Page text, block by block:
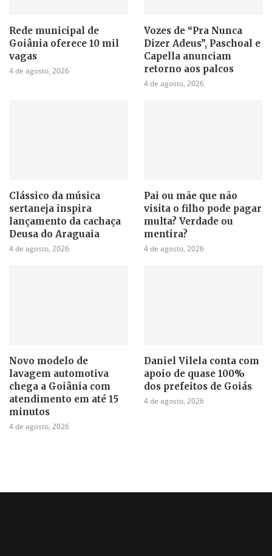
Rede municipal de
Goiânia oferece 10 mil
vagas
4 de agosto, 2026
Vozes de “Pra Nunca
Dizer Adeus”, Paschoal e
Capella anunciam
retorno aos palcos
4 de agosto, 2026
Clássico da música
sertaneja inspira
lançamento da cachaça
Deusa do Araguaia
4 de agosto, 2026
Pai ou mãe que não
visita o filho pode pagar
multa? Verdade ou
mentira?
4 de agosto, 2026
Novo modelo de
lavagem automotiva
chega a Goiânia com
atendimento em até 15
minutos
4 de agosto, 2026
Daniel Vilela conta com
apoio de quase 100%
dos prefeitos de Goiás
4 de agosto, 2026